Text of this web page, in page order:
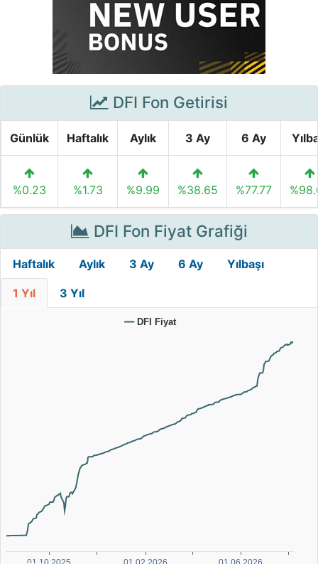
DFI Fon Getirisi
Günlük Haftalık Aylık 3 Ay 6 Ay
%0.23 %1.73 %9.99 %38.65 %77.77
DFI Fon Fiyat Grafiği
Haftalık Aylık 3 Ay 6 Ay Yılbaşı
1 Yıl 3 Yıl